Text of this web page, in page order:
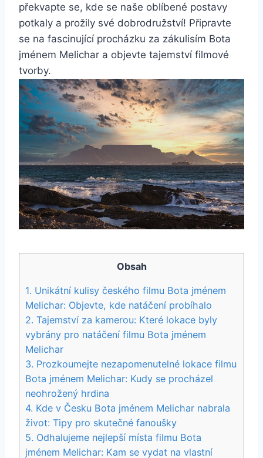
překvapte ‌se, kde se naše oblíbené​ postavy
potkaly a⁤ prožily své dobrodružství!‍ Připravte
se na fascinující procházku⁢ za zákulisím Bota
⁢jménem Melichar a objevte tajemství filmové
⁤tvorby.
Obsah
1. Unikátní‍ kulisy českého filmu Bota jménem
Melichar: Objevte, kde natáčení​ probíhalo
2. Tajemství za kamerou: Které lokace ⁢byly
vybrány​ pro natáčení filmu Bota‌ jménem
Melichar
3. Prozkoumejte nezapomenutelné ‌lokace filmu
Bota ‍jménem Melichar: Kudy se procházel
neohrožený ​hrdina
4. Kde⁣ v​ Česku Bota jménem​ Melichar nabrala
‌život: Tipy pro skutečné fanoušky
5. Odhalujeme nejlepší⁢ místa filmu Bota
jménem Melichar: Kam se vydat na vlastní⁤